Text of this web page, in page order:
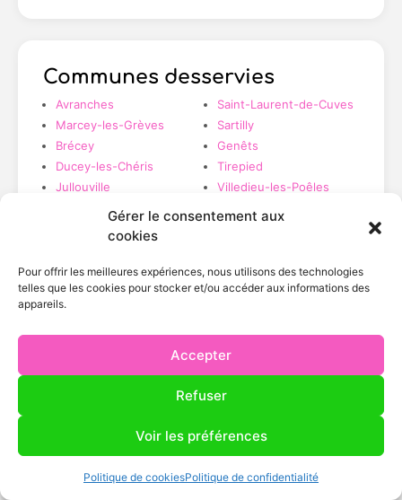
Gérer le consentement aux
cookies
Pour offrir les meilleures expériences, nous utilisons des technologies
telles que les cookies pour stocker et/ou accéder aux informations des
appareils.
Accepter
Refuser
Voir les préférences
Politique de cookiesPolitique de confidentialité
Communes desservies
Avranches
Marcey-les-Grèves
Brécey
Ducey-les-Chéris
Jullouville
Saint-Hilaire-du-
Saint-Laurent-de-Cuves
Sartilly
Genêts
Tirepied
Villedieu-les-Poêles
Rayon 50 km autour de Tirepied-sur-Sée